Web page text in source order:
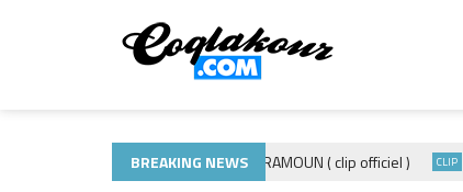
BREAKING NEWS
CLIP ADE440 – GRAMOUN ( clip officiel ) CLIP